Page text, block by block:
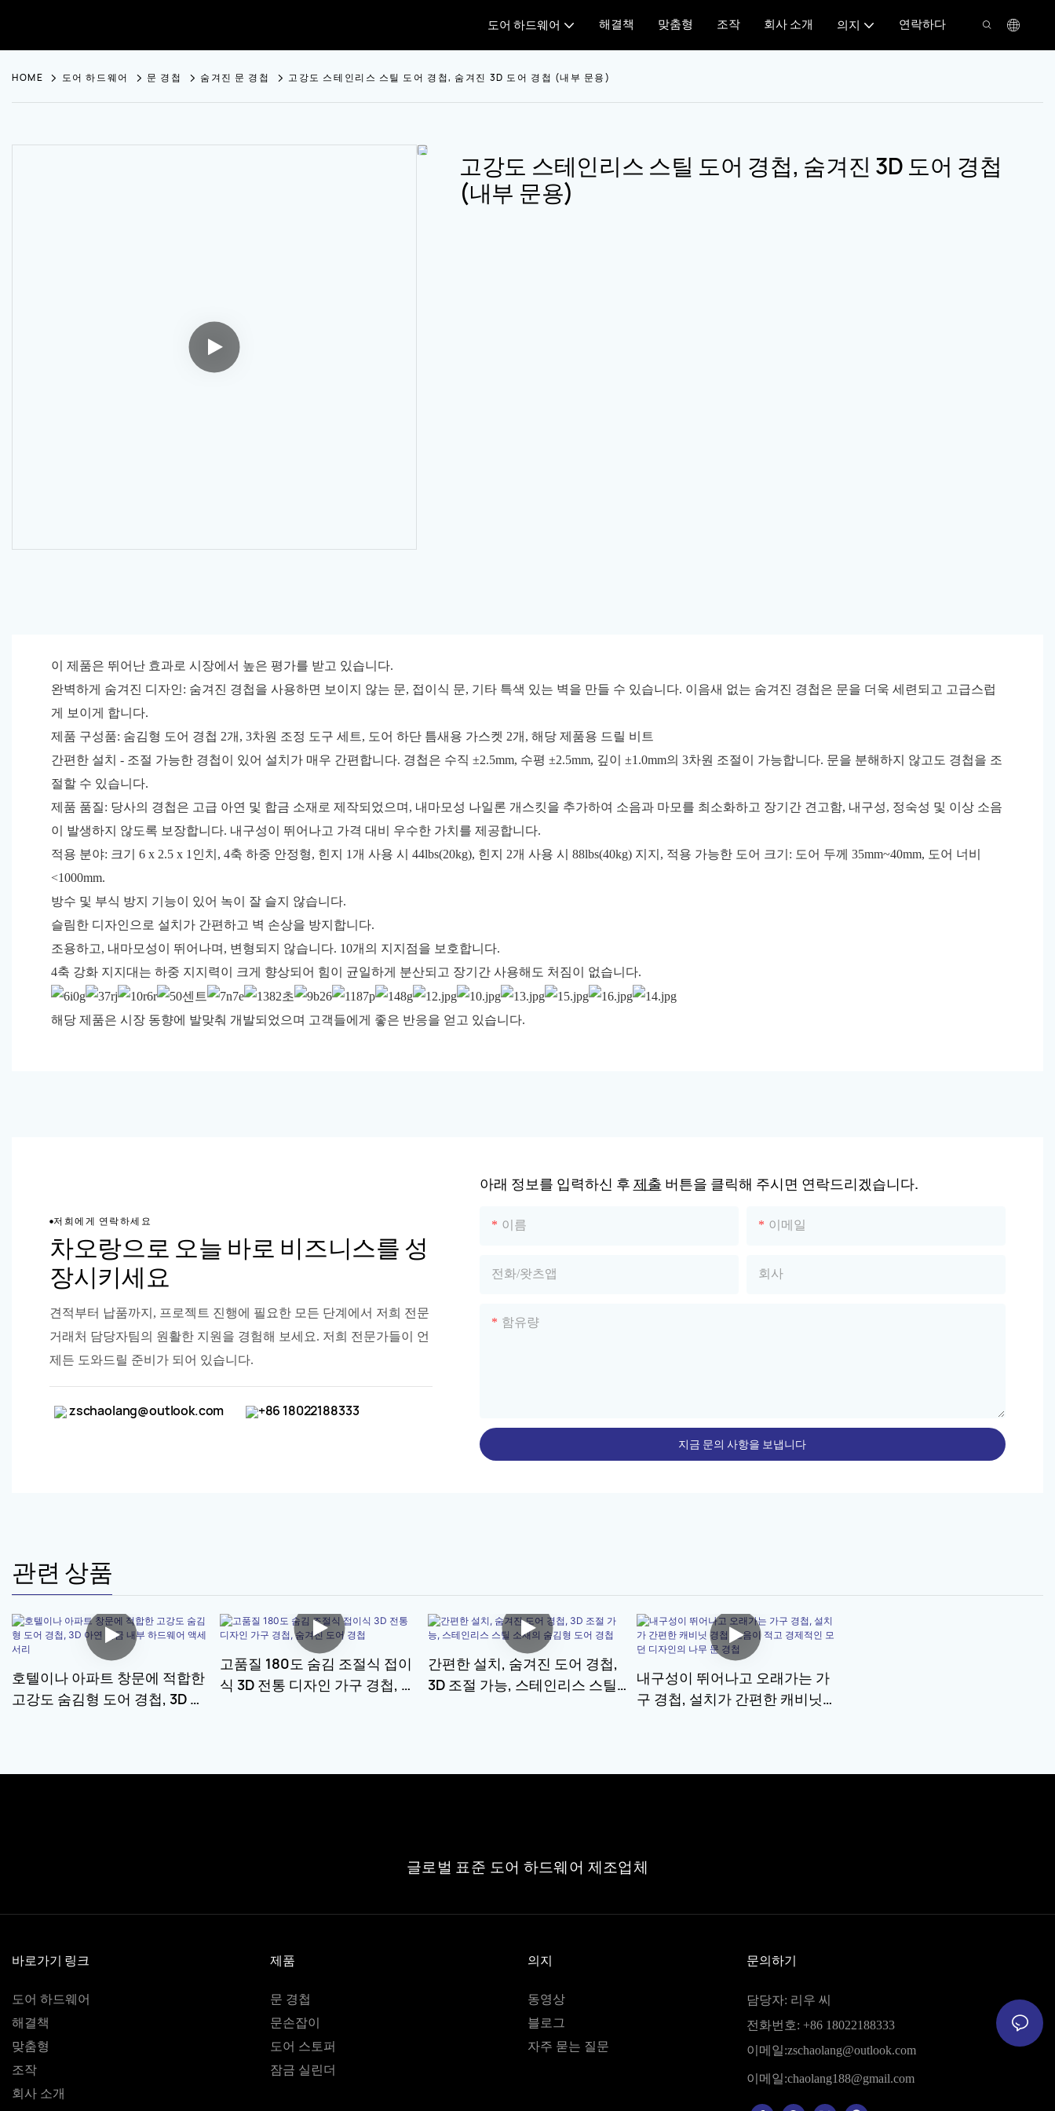
도어 하드웨어 해결책 맞춤형 조작 회사 소개 의지 연락하다
HOME 도어 하드웨어 문 경첩 숨겨진 문 경첩 고강도 스테인리스 스틸 도어 경첩, 숨겨진 3D 도어 경첩 (내부 문용)
고강도 스테인리스 스틸 도어 경첩, 숨겨진 3D 도어 경첩
(내부 문용)
이 제품은 뛰어난 효과로 시장에서 높은 평가를 받고 있습니다.
완벽하게 숨겨진 디자인: 숨겨진 경첩을 사용하면 보이지 않는 문, 접이식 문, 기타 특색 있는 벽을 만들 수 있습니다. 이음새 없는 숨겨진 경첩은 문을 더욱 세련되고 고급스럽
게 보이게 합니다.
제품 구성품: 숨김형 도어 경첩 2개, 3차원 조정 도구 세트, 도어 하단 틈새용 가스켓 2개, 해당 제품용 드릴 비트
간편한 설치 - 조절 가능한 경첩이 있어 설치가 매우 간편합니다. 경첩은 수직 ±2.5mm, 수평 ±2.5mm, 깊이 ±1.0mm의 3차원 조절이 가능합니다. 문을 분해하지 않고도 경첩을 조
절할 수 있습니다.
제품 품질: 당사의 경첩은 고급 아연 및 합금 소재로 제작되었으며, 내마모성 나일론 개스킷을 추가하여 소음과 마모를 최소화하고 장기간 견고함, 내구성, 정숙성 및 이상 소음
이 발생하지 않도록 보장합니다. 내구성이 뛰어나고 가격 대비 우수한 가치를 제공합니다.
적용 분야: 크기 6 x 2.5 x 1인치, 4축 하중 안정형, 힌지 1개 사용 시 44lbs(20kg), 힌지 2개 사용 시 88lbs(40kg) 지지, 적용 가능한 도어 크기: 도어 두께 35mm~40mm, 도어 너비
<1000mm.
방수 및 부식 방지 기능이 있어 녹이 잘 슬지 않습니다.
슬림한 디자인으로 설치가 간편하고 벽 손상을 방지합니다.
조용하고, 내마모성이 뛰어나며, 변형되지 않습니다. 10개의 지지점을 보호합니다.
4축 강화 지지대는 하중 지지력이 크게 향상되어 힘이 균일하게 분산되고 장기간 사용해도 처짐이 없습니다.
해당 제품은 시장 동향에 발맞춰 개발되었으며 고객들에게 좋은 반응을 얻고 있습니다.
저희에게 연락하세요
차오랑으로 오늘 바로 비즈니스를 성
장시키세요
견적부터 납품까지, 프로젝트 진행에 필요한 모든 단계에서 저희 전문
거래처 담당자팀의 원활한 지원을 경험해 보세요. 저희 전문가들이 언
제든 도와드릴 준비가 되어 있습니다.
zschaolang@outlook.com +86 18022188333
아래 정보를 입력하신 후 제출 버튼을 클릭해 주시면 연락드리겠습니다.
이름 이메일
전화/왓츠앱 회사
함유량
지금 문의 사항을 보냅니다
관련 상품
호텔이나 아파트 창문에 적합한
고강도 숨김형 도어 경첩, 3D 아
고품질 180도 숨김 조절식 접이
식 3D 전통 디자인 가구 경첩, 숨
간편한 설치, 숨겨진 도어 경첩,
3D 조절 가능, 스테인리스 스틸
내구성이 뛰어나고 오래가는 가
구 경첩, 설치가 간편한 캐비닛
글로벌 표준 도어 하드웨어 제조업체
바로가기 링크
도어 하드웨어
해결책
맞춤형
조작
회사 소개
제품
문 경첩
문손잡이
도어 스토퍼
잠금 실린더
의지
동영상
블로그
자주 묻는 질문
문의하기
담당자: 리우 씨
전화번호: +86 18022188333
이메일:zschaolang@outlook.com
이메일:chaolang188@gmail.com